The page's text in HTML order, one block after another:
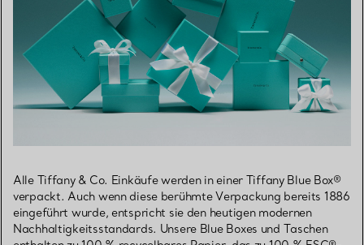
Alle Tiffany & Co. Einkäufe werden in einer Tiffany Blue Box®
verpackt. Auch wenn diese berühmte Verpackung bereits 1886
eingeführt wurde, entspricht sie den heutigen modernen
Nachhaltigkeitsstandards. Unsere Blue Boxes und Taschen